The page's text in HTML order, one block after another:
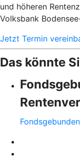
und höheren
Volksbank
Jetzt Termin
Das könnte